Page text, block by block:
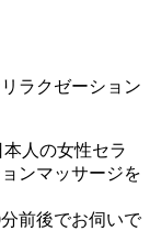
ラクゼーション
本人の女性セラ
ンマッサージを
前後でお伺いで